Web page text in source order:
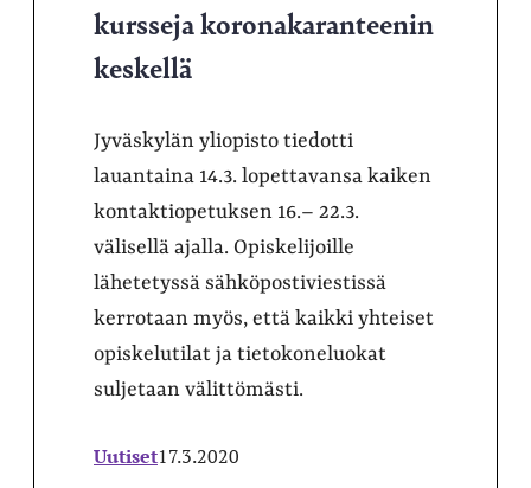
kursseja koronakaranteenin
keskellä
Jyväskylän yliopisto tiedotti
lauantaina 14.3. lopettavansa kaiken
kontaktiopetuksen 16.– 22.3.
välisellä ajalla. Opiskelijoille
lähetetyssä sähköpostiviestissä
kerrotaan myös, että kaikki yhteiset
opiskelutilat ja tietokoneluokat
suljetaan välittömästi.
Uutiset17.3.2020